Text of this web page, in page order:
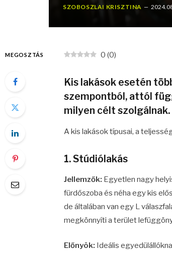
SZOBOSZLAI KRISZTINA
MEGOSZTÁS 0 (0)
Kis lakások esetén
szempontból, attól
milyen célt szolgálnak.
A kis lakások típusai, a
1. Stúdiólakás
Jellemzők: Egyetlen nagy
fürdőszoba és néha egy kis
de általában van egy L
megkönnyíti a terület
Előnyök: Ideális